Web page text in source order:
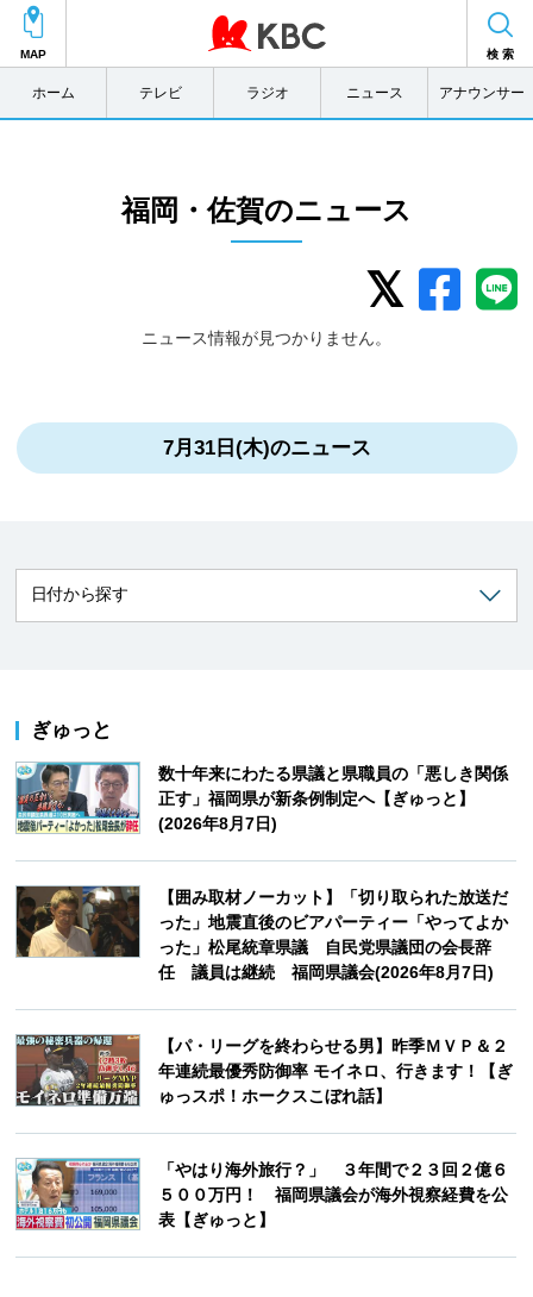
MAP 検 索
ホーム テレビ ラジオ ニュース アナウンサー
福岡・佐賀のニュース
ニュース情報が見つかりません。
7月31日(木)のニュース
ぎゅっと
数十年来にわたる県議と県職員の「悪しき関係
正す」福岡県が新条例制定へ【ぎゅっと】
(2026年8月7日)
【囲み取材ノーカット】「切り取られた放送だ
った」地震直後のビアパーティー「やってよか
った」松尾統章県議 自民党県議団の会長辞
任 議員は継続 福岡県議会(2026年8月7日)
【パ・リーグを終わらせる男】昨季ＭＶＰ＆２
年連続最優秀防御率 モイネロ、行きます！【ぎ
ゅっスポ！ホークスこぼれ話】
「やはり海外旅行？」 ３年間で２３回２億６
５００万円！ 福岡県議会が海外視察経費を公
表【ぎゅっと】